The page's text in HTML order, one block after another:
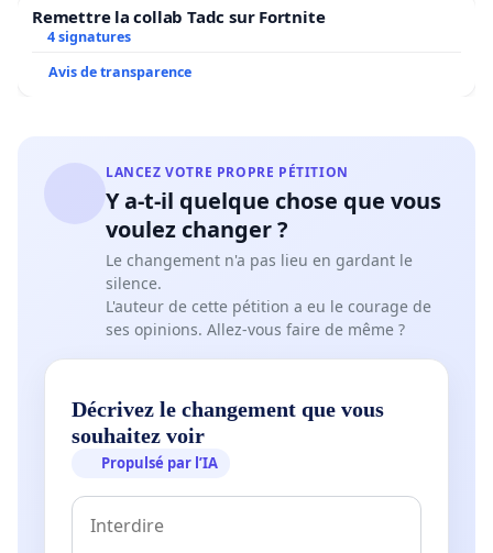
Remettre la collab Tadc sur Fortnite
4 signatures
Avis de transparence
LANCEZ VOTRE PROPRE PÉTITION
Y a-t-il quelque chose que vous
voulez changer ?
Le changement n'a pas lieu en gardant le
silence.
L'auteur de cette pétition a eu le courage de
ses opinions. Allez-vous faire de même ?
Décrivez le changement que vous
souhaitez voir
Propulsé par l’IA